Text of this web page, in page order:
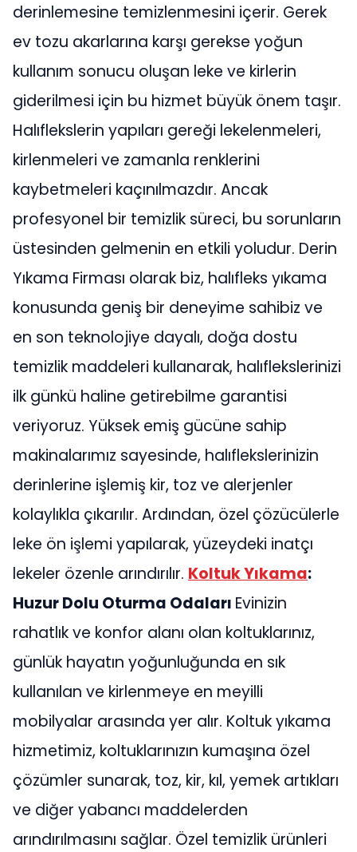
derinlemesine temizlenmesini içerir. Gerek
ev tozu akarlarına karşı gerekse yoğun
kullanım sonucu oluşan leke ve kirlerin
giderilmesi için bu hizmet büyük önem taşır.
Halıflekslerin yapıları gereği lekelenmeleri,
kirlenmeleri ve zamanla renklerini
kaybetmeleri kaçınılmazdır. Ancak
profesyonel bir temizlik süreci, bu sorunların
üstesinden gelmenin en etkili yoludur. Derin
Yıkama Firması olarak biz, halıfleks yıkama
konusunda geniş bir deneyime sahibiz ve
en son teknolojiye dayalı, doğa dostu
temizlik maddeleri kullanarak, halıflekslerinizi
ilk günkü haline getirebilme garantisi
veriyoruz. Yüksek emiş gücüne sahip
makinalarımız sayesinde, halıflekslerinizin
derinlerine işlemiş kir, toz ve alerjenler
kolaylıkla çıkarılır. Ardından, özel çözücülerle
leke ön işlemi yapılarak, yüzeydeki inatçı
lekeler özenle arındırılır. Koltuk Yıkama:
Huzur Dolu Oturma Odaları Evinizin
rahatlık ve konfor alanı olan koltuklarınız,
günlük hayatın yoğunluğunda en sık
kullanılan ve kirlenmeye en meyilli
mobilyalar arasında yer alır. Koltuk yıkama
hizmetimiz, koltuklarınızın kumaşına özel
çözümler sunarak, toz, kir, kıl, yemek artıkları
ve diğer yabancı maddelerden
arındırılmasını sağlar. Özel temizlik ürünleri